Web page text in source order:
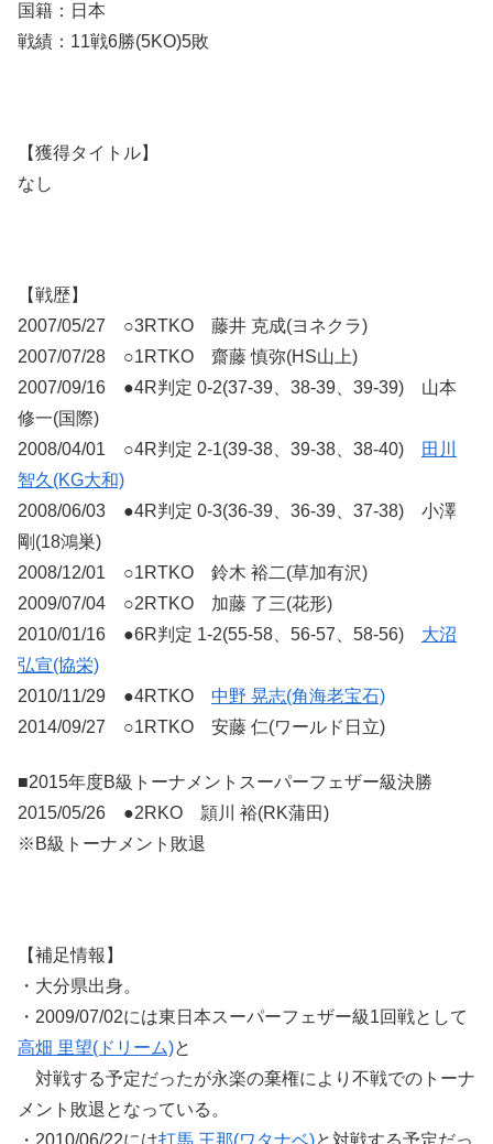
国籍：日本
戦績：11戦6勝(5KO)5敗
【獲得タイトル】
なし
【戦歴】
2007/05/27 ○3RTKO 藤井 克成(ヨネクラ)
2007/07/28 ○1RTKO 齋藤 慎弥(HS山上)
2007/09/16 ●4R判定 0-2(37-39、38-39、39-39) 山本
修一(国際)
2008/04/01 ○4R判定 2-1(39-38、39-38、38-40)
田川
智久(KG大和)
2008/06/03 ●4R判定 0-3(36-39、36-39、37-38) 小澤
剛(18鴻巣)
2008/12/01 ○1RTKO 鈴木 裕二(草加有沢)
2009/07/04 ○2RTKO 加藤 了三(花形)
2010/01/16 ●6R判定 1-2(55-58、56-57、58-56) 大沼
弘宣(協栄)
2010/11/29 ●4RTKO 中野 晃志(角海老宝石)
2014/09/27 ○1RTKO 安藤 仁(ワールド日立)
■2015年度B級トーナメントスーパーフェザー級決勝
2015/05/26 ●2RKO 頴川 裕(RK蒲田)
※B級トーナメント敗退
【補足情報】
・大分県出身。
・2009/07/02には東日本スーパーフェザー級1回戦として
高畑 里望(ドリーム)と
対戦する予定だったが永楽の棄権により不戦でのトーナ
メント敗退となっている。
・2010/06/22には打馬 王那(ワタナベ)と対戦する予定だっ